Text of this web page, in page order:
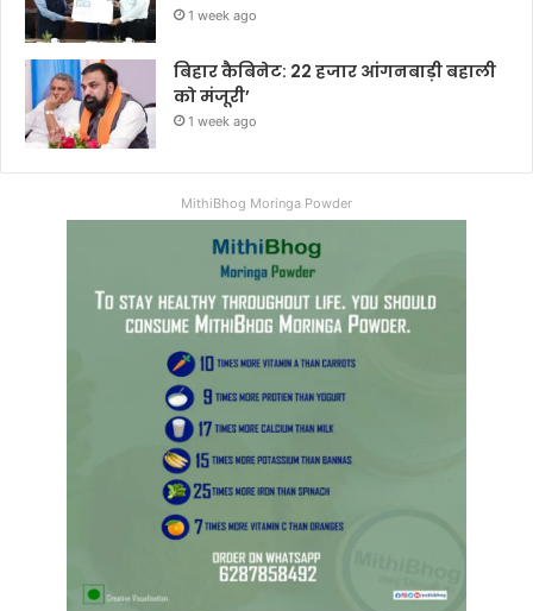
1 week ago
बिहार कैबिनेट: 22 हजार आंगनबाड़ी बहाली
को मंजूरी’
1 week ago
MithiBhog Moringa Powder